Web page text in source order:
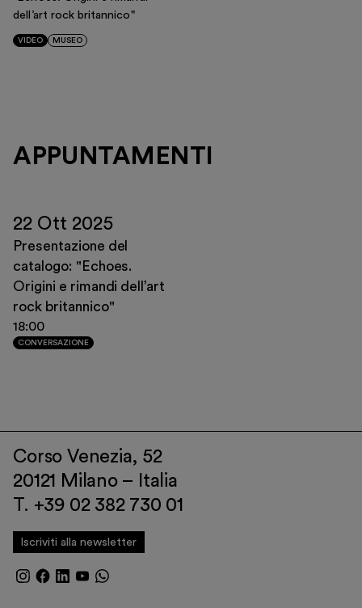
dell’art rock britannico"
VIDEO MUSEO
APPUNTAMENTI
22 Ott 2025
Presentazione del
catalogo: "Echoes.
Origini e rimandi dell’art
rock britannico"
18:00
CONVERSAZIONE
Corso Venezia, 52
20121 Milano – Italia
T. +39 02 382 730 01
Iscriviti alla newsletter